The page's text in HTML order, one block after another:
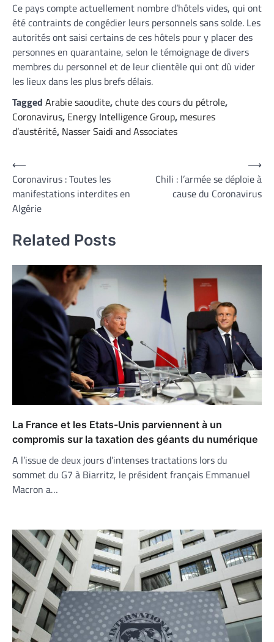
Ce pays compte actuellement nombre d’hôtels vides, qui ont
été contraints de congédier leurs personnels sans solde. Les
autorités ont saisi certains de ces hôtels pour y placer des
personnes en quarantaine, selon le témoignage de divers
membres du personnel et de leur clientèle qui ont dû vider
les lieux dans les plus brefs délais.
Tagged Arabie saoudite,chute des cours du pétrole,
Coronavirus, Energy Intelligence Group, mesures
d’austérité, Nasser Saidi and Associates
Navigation
de
l’article
⟵
Coronavirus : Toutes les
manifestations interdites en
Algérie
Chili : l’armée se déploie à
cause du Coronavirus
⟶
Related Posts
La France et les Etats-Unis parviennent à un
compromis sur la taxation des géants du numérique
A l’issue de deux jours d’intenses tractations lors du
sommet du G7 à Biarritz, le président français Emmanuel
Macron a…